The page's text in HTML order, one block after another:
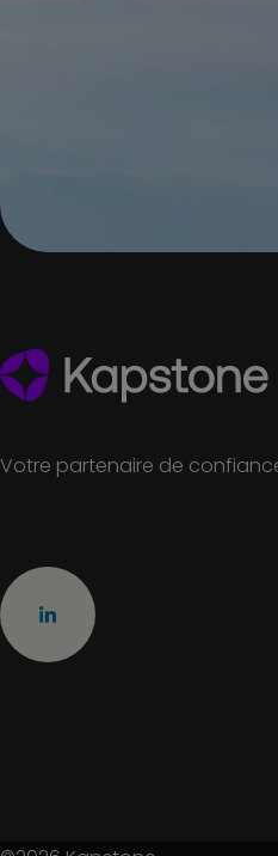
Votre partenaire de